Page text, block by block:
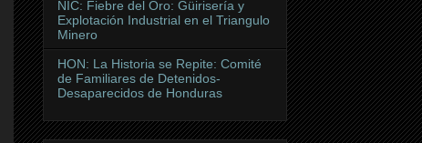
NIC: Fiebre del Oro: Güirisería y
Explotación Industrial en el Triangulo
Minero
HON: La Historia se Repite: Comité
de Familiares de Detenidos-
Desaparecidos de Honduras